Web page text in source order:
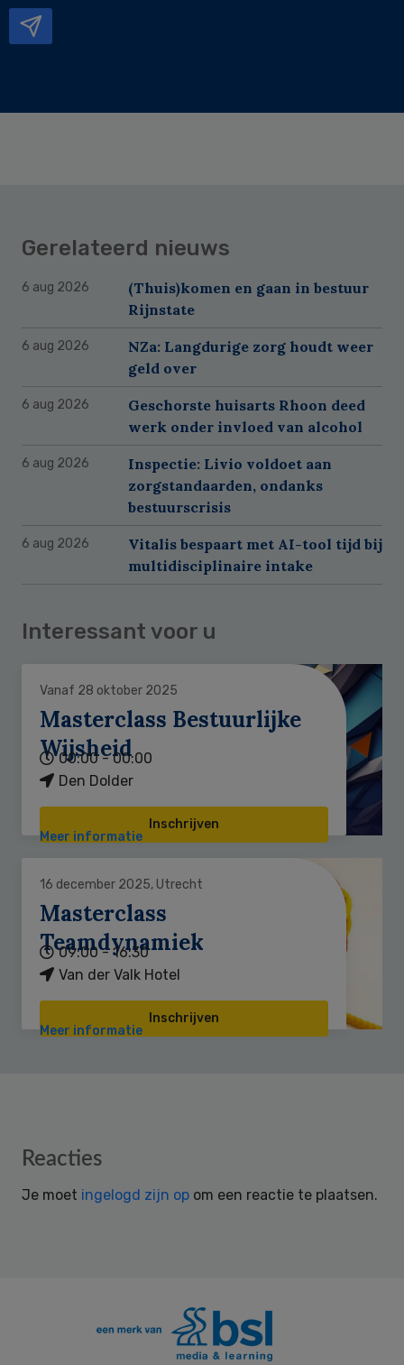
Gerelateerd nieuws
6 aug 2026
(Thuis)komen en gaan in bestuur
Rijnstate
6 aug 2026
NZa: Langdurige zorg houdt weer
geld over
6 aug 2026
Geschorste huisarts Rhoon deed
werk onder invloed van alcohol
6 aug 2026
Inspectie: Livio voldoet aan
zorgstandaarden, ondanks
bestuurscrisis
6 aug 2026
Vitalis bespaart met AI-tool tijd bij
multidisciplinaire intake
Interessant voor u
Vanaf 28 oktober 2025
Masterclass Bestuurlijke
Wijsheid
00:00 - 00:00
Den Dolder
Inschrijven
Meer informatie
16 december 2025, Utrecht
Masterclass
Teamdynamiek
09:00 - 16:30
Van der Valk Hotel
Inschrijven
Meer informatie
Reader
Reacties
Je moet ingelogd zijn op om een reactie te plaatsen.